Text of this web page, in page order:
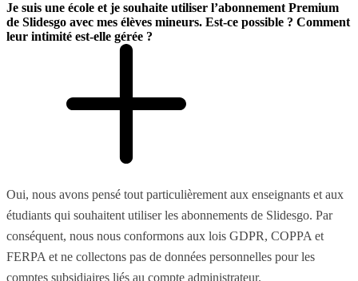
Je suis une école et je souhaite utiliser l’abonnement Premium
de Slidesgo avec mes élèves mineurs. Est-ce possible ? Comment
leur intimité est-elle gérée ?
Oui, nous avons pensé tout particulièrement aux enseignants et aux
étudiants qui souhaitent utiliser les abonnements de Slidesgo. Par
conséquent, nous nous conformons aux lois GDPR, COPPA et
FERPA et ne collectons pas de données personnelles pour les
comptes subsidiaires liés au compte administrateur.